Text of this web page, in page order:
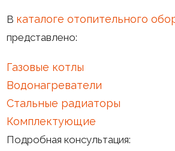
В каталоге отопительного
представлено:
Газовые котлы
Водонагреватели
Стальные радиаторы
Комплектующие
Подробная консультация: